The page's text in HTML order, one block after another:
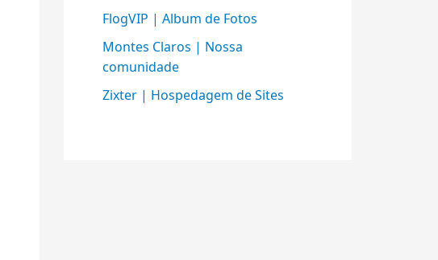
FlogVIP | Album de Fotos
Montes Claros | Nossa
comunidade
Zixter | Hospedagem de Sites